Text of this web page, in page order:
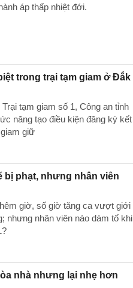
áp thấp nhiệt đới.
trong trại tạm giam ở Đắk
tạm giam số 1, Công an tỉnh
năng tạo điều kiện đăng ký kết
giữ
bị phạt, nhưng nhân viên
giờ, số giờ tăng ca vượt giới
nhưng nhân viên nào dám tố khi
nhà nhưng lại nhẹ hơn